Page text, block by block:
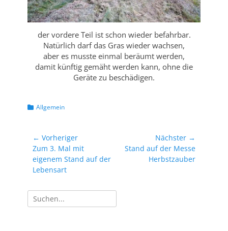
der vordere Teil ist schon wieder befahrbar.
Natürlich darf das Gras wieder wachsen,
aber es musste einmal beräumt werden,
damit künftig gemäht werden kann, ohne die
Geräte zu beschädigen.
Kategorien
Allgemein
Beitragsnavigation
← Vorheriger
Vorheriger
Beitrag:
Zum 3. Mal mit
eigenem Stand auf der
Lebensart
Nächster →
Nächster
Stand auf der Messe
Herbstzauber
Suchen
nach: